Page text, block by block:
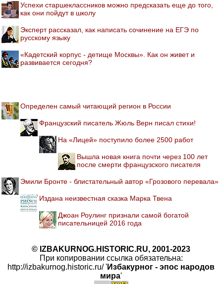
Успехи старшеклассников можно предсказать еще до того,
как они пойдут в школу
Эксперт рассказал, как написать сочинение на ЕГЭ по
русскому языку
«Кадетский корпус - детище Москвы». Как он живет и
развивается сегодня?
Определен самый читающий регион в России
Французский писатель Жюль Верн писал стихи!
На «Лицей» поступило более 2500 работ
Вышла новая книга почти через 100 лет
после смерти французского писателя
Эмили Бронте - блистательный автор «Грозового перевала»
Издана неизвестная сказка Марка Твена
Джоан Роулинг признали самой богатой
писательницей 2016 года
© IZBAKURNOG.HISTORIC.RU, 2001-2023
При копировании ссылка обязательна:
http://izbakurnog.historic.ru/ 'Избакурног - эпос народов
мира'